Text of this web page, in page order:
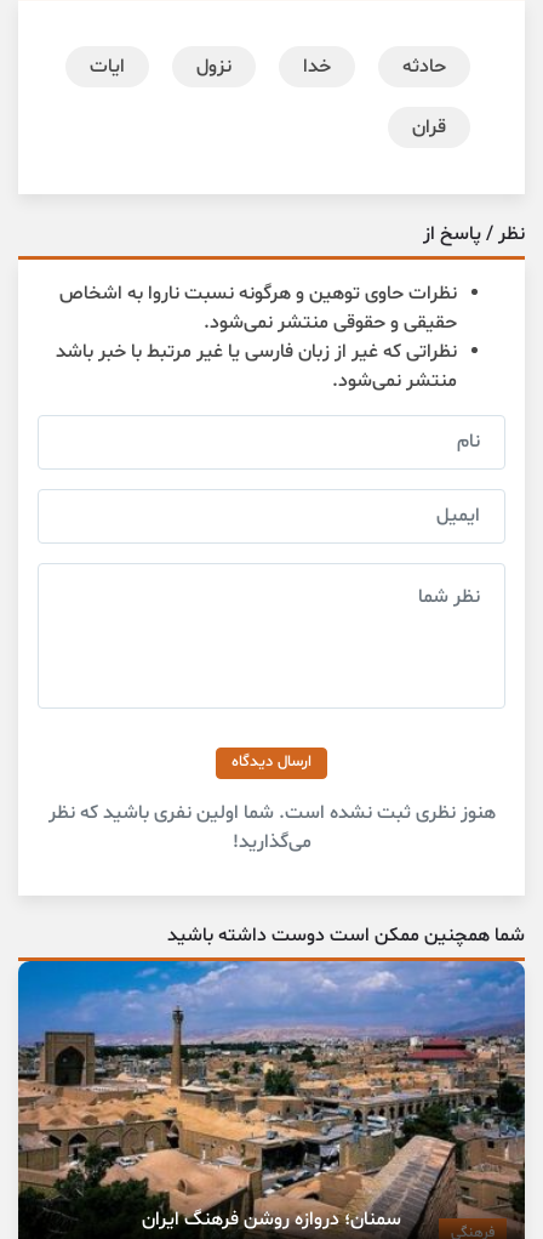
حادثه خدا نزول ایات
قران
نظر / پاسخ از
نظرات حاوی توهین و هرگونه نسبت ناروا به اشخاص
حقیقی و حقوقی منتشر نمی‌شود.
نظراتی که غیر از زبان فارسی یا غیر مرتبط با خبر باشد
منتشر نمی‌شود.
ارسال دیدگاه
هنوز نظری ثبت نشده است. شما اولین نفری باشید که نظر
می‌گذارید!
شما همچنین ممکن است دوست داشته باشید
فرهنگی سمنان؛ دروازه روشن فرهنگ ایران